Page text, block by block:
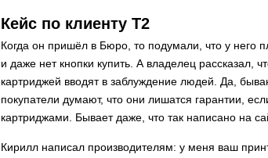
Кейс по клиенту Т2
Когда он пришёл в Бюро, то подумали, что у него
и даже нет кнопки купить. А владелец рассказал,
картриджей вводят в заблуждение людей. Да,
покупатели думают, что они лишатся гарантии,
картриджами. Бывает даже, что так написано на
Кирилл написал производителям: у меня ваш